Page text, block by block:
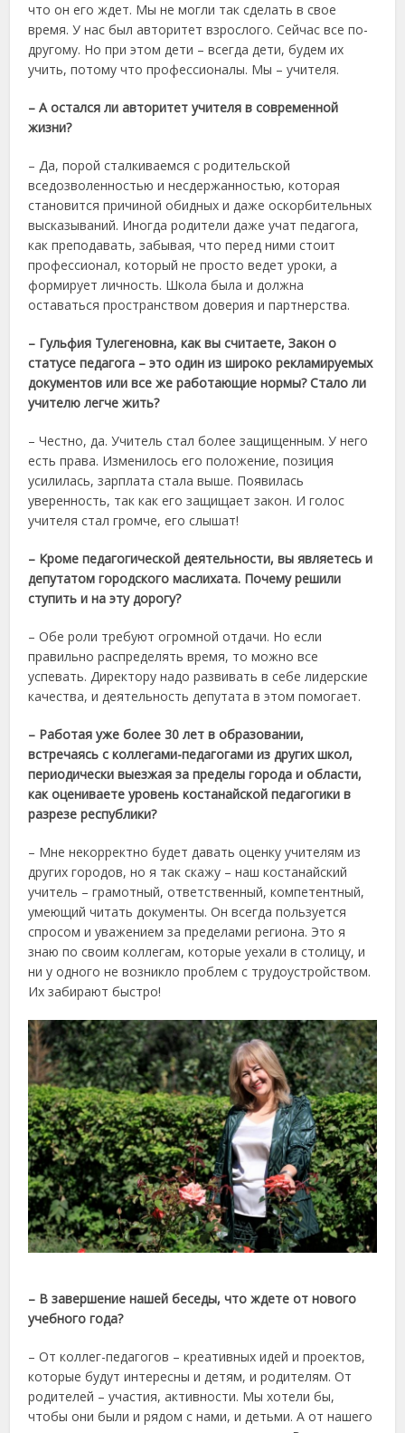
что он его ждет. Мы не могли так сделать в свое
время. У нас был авторитет взрослого. Сейчас все по-
другому. Но при этом дети – всегда дети, будем их
учить, потому что профессионалы. Мы – учителя.
– А остался ли авторитет учителя в современной
жизни?
– Да, порой сталкиваемся с родительской
вседозволенностью и несдержанностью, которая
становится причиной обидных и даже оскорбительных
высказываний. Иногда родители даже учат педагога,
как преподавать, забывая, что перед ними стоит
профессионал, который не просто ведет уроки, а
формирует личность. Школа была и должна
оставаться пространством доверия и партнерства.
– Гульфия Тулегеновна, как вы считаете, Закон о
статусе педагога – это один из широко рекламируемых
документов или все же работающие нормы? Стало ли
учителю легче жить?
– Честно, да. Учитель стал более защищенным. У него
есть права. Изменилось его положение, позиция
усилилась, зарплата стала выше. Появилась
уверенность, так как его защищает закон. И голос
учителя стал громче, его слышат!
– Кроме педагогической деятельности, вы являетесь и
депутатом городского маслихата. Почему решили
ступить и на эту дорогу?
– Обе роли требуют огромной отдачи. Но если
правильно распределять время, то можно все
успевать. Директору надо развивать в себе лидерские
качества, и деятельность депутата в этом помогает.
– Работая уже более 30 лет в образовании,
встречаясь с коллегами-педагогами из других школ,
периодически выезжая за пределы города и области,
как оцениваете уровень костанайской педагогики в
разрезе республики?
– Мне некорректно будет давать оценку учителям из
других городов, но я так скажу – наш костанайский
учитель – грамотный, ответственный, компетентный,
умеющий читать документы. Он всегда пользуется
спросом и уважением за пределами региона. Это я
знаю по своим коллегам, которые уехали в столицу, и
ни у одного не возникло проблем с трудоустройством.
Их забирают быстро!
– В завершение нашей беседы, что ждете от нового
учебного года?
– От коллег-педагогов – креативных идей и проектов,
которые будут интересны и детям, и родителям. От
родителей – участия, активности. Мы хотели бы,
чтобы они были и рядом с нами, и детьми. А от нашего